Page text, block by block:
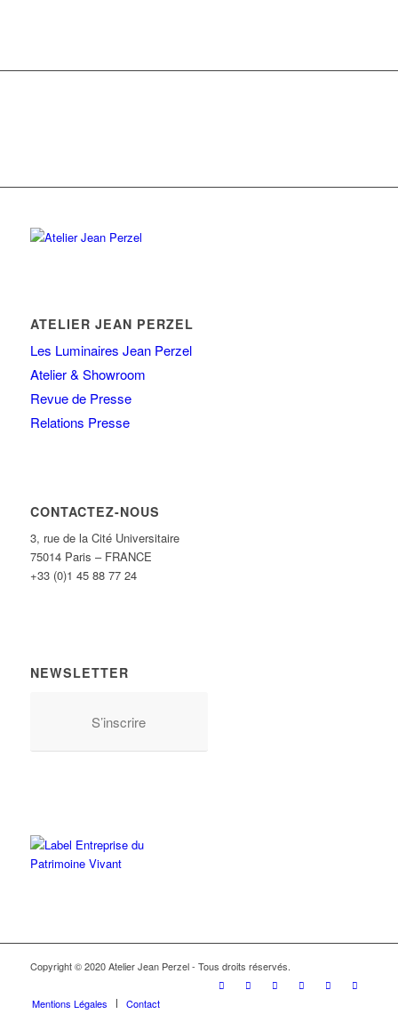
ATELIER JEAN PERZEL
Les Luminaires Jean Perzel
Atelier & Showroom
Revue de Presse
Relations Presse
CONTACTEZ-NOUS
3, rue de la Cité Universitaire
75014 Paris – FRANCE
+33 (0)1 45 88 77 24
NEWSLETTER
S’inscrire
Copyright © 2020 Atelier Jean Perzel - Tous droits réservés.
Mentions Légales Contact